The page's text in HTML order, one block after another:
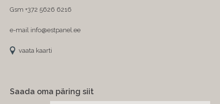
Gsm +372 5626 6216
e-mail info@estpanel.ee
vaata kaarti
Saada oma päring siit